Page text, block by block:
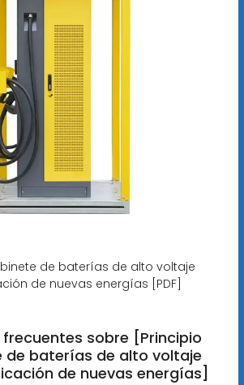
de baterías de alto voltaje
de nuevas energías [PDF]
sobre [Principio
de baterías de alto voltaje
de nuevas energías]